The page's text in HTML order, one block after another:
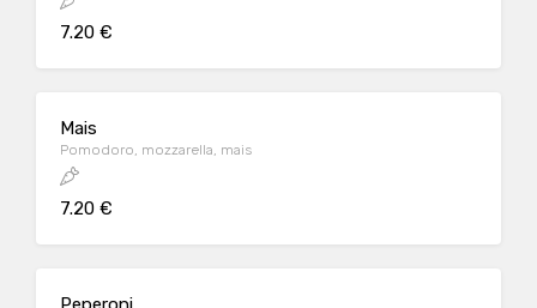
7.20 €
Mais
Pomodoro, mozzarella, mais
7.20 €